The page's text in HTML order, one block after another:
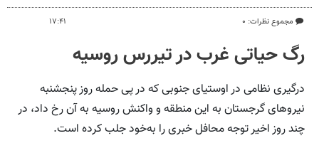
مجموع نظرات: ۰ ۱۷:۴۱
رگ حیاتی غرب در تیررس روسیه
درگیری نظامی در اوستیای جنوبی که در پی حمله روز پنجشنبه
نیروهای گرجستان به این منطقه و واکنش روسیه به آن رخ داد، در
چند روز اخیر توجه محافل خبری را به‌خود جلب کرده است.